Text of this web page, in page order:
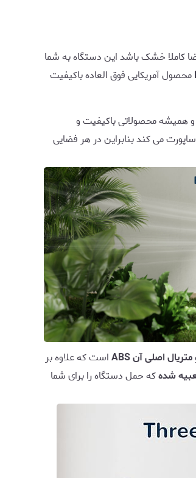
کاملا خشک باشد این دستگاه به شما
محصول آمریکایی فوق العاده باکیفیت
همیشه محصولاتی باکیفیت و
ساپورت می کند بنابراین در هر فضایی
متریال اصلی آن ABS
است که علاوه بر
که حمل دستگاه را برای شما